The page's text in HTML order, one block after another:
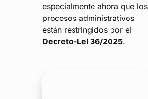
especialmente ahora que los
procesos administrativos
están restringidos por el
Decreto-Lei 36/2025.